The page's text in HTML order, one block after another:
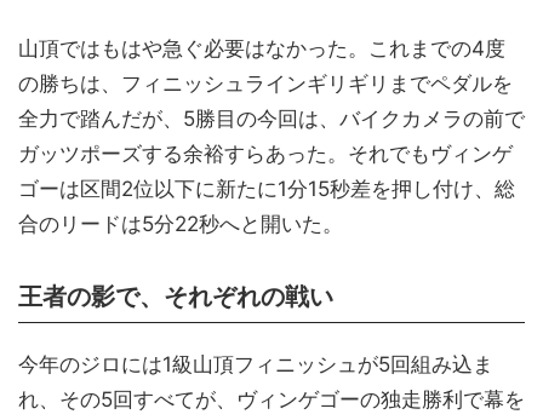
山頂ではもはや急ぐ必要はなかった。これまでの4度
の勝ちは、フィニッシュラインギリギリまでペダルを
全力で踏んだが、5勝目の今回は、バイクカメラの前で
ガッツポーズする余裕すらあった。それでもヴィンゲ
ゴーは区間2位以下に新たに1分15秒差を押し付け、総
合のリードは5分22秒へと開いた。
王者の影で、それぞれの戦い
今年のジロには1級山頂フィニッシュが5回組み込ま
れ、その5回すべてが、ヴィンゲゴーの独走勝利で幕を